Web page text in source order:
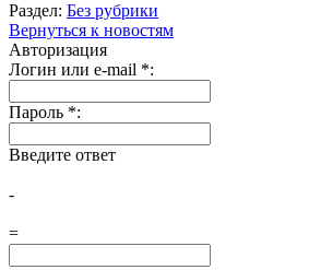
Раздел: Без рубрики
Вернуться к новостям
Авторизация
Логин или e-mail *:
Пароль *:
Введите ответ
-
=